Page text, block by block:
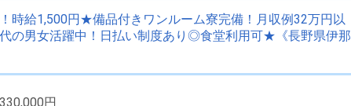
時給1,500円★備品付きワンルーム寮完備！月収例32万円以
の男女活躍中！日払い制度あり◎食堂利用可★《長野県伊那
円